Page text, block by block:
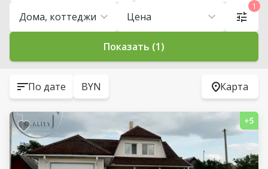
Дома, коттеджи Цена
1
Показать (1)
По дате BYN Карта